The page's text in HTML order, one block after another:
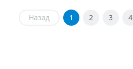
Назад 1 2 3 4